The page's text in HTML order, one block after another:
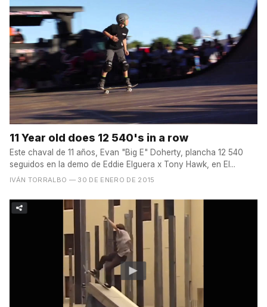
11 Year old does 12 540's in a row
Este chaval de 11 años, Evan "Big E" Doherty, plancha 12 540
seguidos en la demo de Eddie Elguera x Tony Hawk, en El...
IVÁN TORRALBO — 30 DE ENERO DE 2015